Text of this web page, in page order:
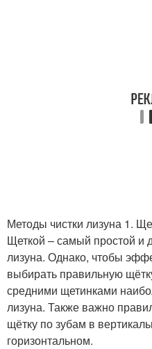
Методы чистки лизуна 1.
Щеткой – самый простой и
лизуна. Однако, чтобы
выбирать правильную
средними щетинками
лизуна. Также важно
щётку по зубам в
горизонтальном.